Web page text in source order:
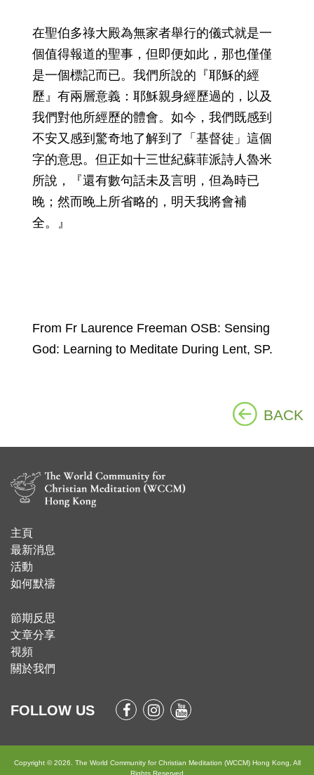
在聖伯多祿大殿為無家者舉行的儀式就是一
個值得報道的聖事，但即便如此，那也僅僅
是一個標記而已。我們所說的『耶穌的經
歷』有兩層意義：耶穌親身經歷過的，以及
我們對他所經歷的體會。如今，我們既感到
不安又感到驚奇地了解到了「基督徒」這個
字的意思。但正如十三世紀蘇菲派詩人魯米
所說，『還有數句話未及言明，但為時已
晚；然而晚上所省略的，明天我將會補
全。』
From Fr Laurence Freeman OSB: Sensing
God: Learning to Meditate During Lent, SP.
BACK
主頁
​最新消息
活動
如何默禱
節期反思
文章分享
視頻
關於我們
FOLLOW US
Copyright © 2026. The World Community for Christian Meditation (WCCM) Hong Kong, All
Rights Reserved